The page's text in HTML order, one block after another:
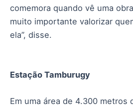
comemora quando vê uma
muito importante valorizar
ela”, disse.
Estação Tamburugy
Em uma área de 4.300 metros